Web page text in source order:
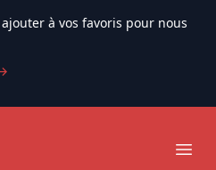
à vos favoris pour nous